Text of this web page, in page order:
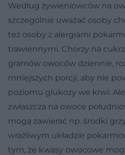
Według żywieniowców na
szczególnie uważać osoby
też osoby z alergiami
trawiennymi. Chorzy na
gramów owoców dziennie,
mniejszych porcji, aby nie
poziomu glukozy we krwi.
zwłaszcza na owoce
mogą zawierać np. środki
wrażliwym układzie
tym, że kwasy owocowe